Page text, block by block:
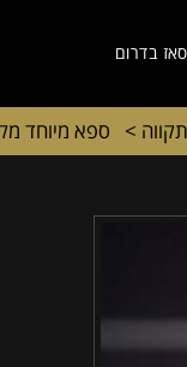
בדרום
> ספא מיוחד